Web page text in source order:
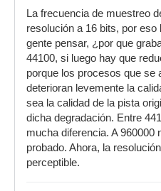
La frecuencia de muestreo
resolución a 16 bits, por
gente pensar, ¿por que
44100, si luego hay que
porque los procesos que se
deterioran levemente la
sea la calidad de la pista
dicha degradación. Entre
mucha diferencia. A 960000
probado. Ahora, la
perceptible.